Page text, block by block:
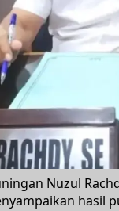
Nuzul
hasil